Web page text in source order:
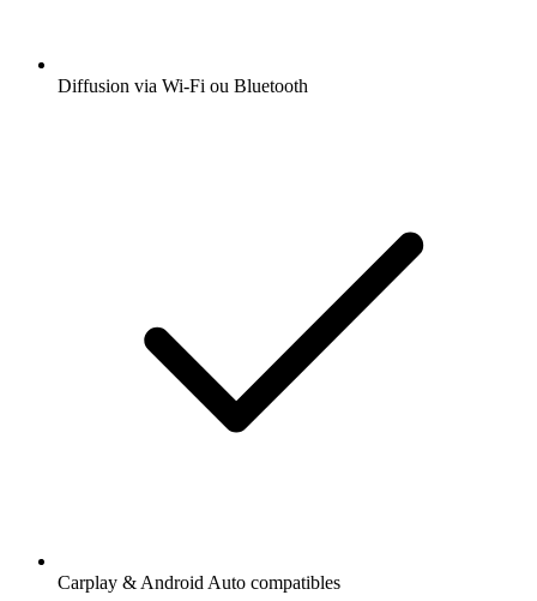
Diffusion via Wi-Fi ou Bluetooth
Carplay & Android Auto compatibles